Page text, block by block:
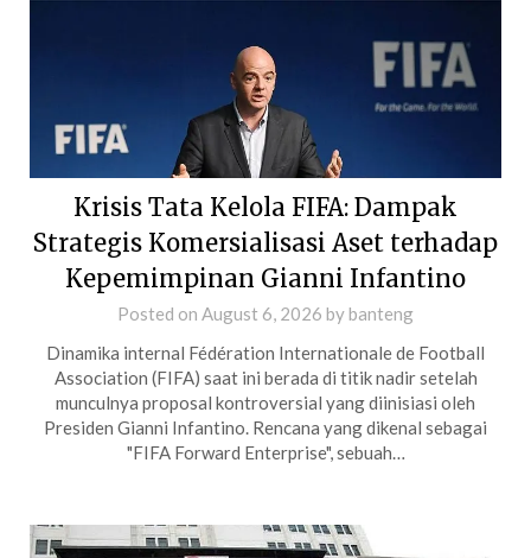
Krisis Tata Kelola FIFA: Dampak
Strategis Komersialisasi Aset terhadap
Kepemimpinan Gianni Infantino
Posted on August 6, 2026 bybanteng
Dinamika internal Fédération Internationale de Football
Association (FIFA) saat ini berada di titik nadir setelah
munculnya proposal kontroversial yang diinisiasi oleh
Presiden Gianni Infantino. Rencana yang dikenal sebagai
"FIFA Forward Enterprise", sebuah…